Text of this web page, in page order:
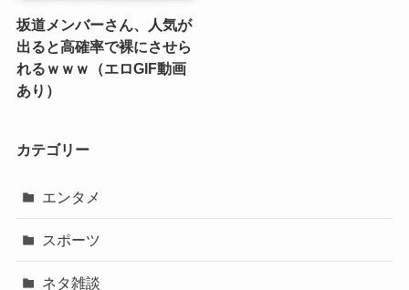
坂道メンバーさん、人気が
出ると高確率で裸にさせら
れるｗｗｗ（エロGIF動画
あり）
カテゴリー
エンタメ
スポーツ
ネタ雑談